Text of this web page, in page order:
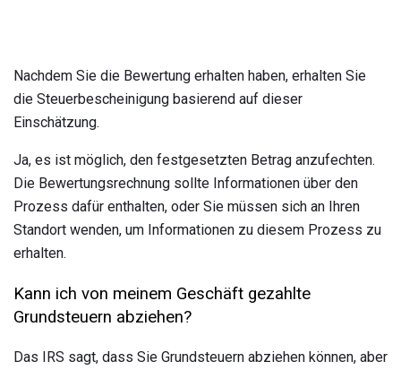
Nachdem Sie die Bewertung erhalten haben, erhalten Sie
die Steuerbescheinigung basierend auf dieser
Einschätzung.
Ja, es ist möglich, den festgesetzten Betrag anzufechten.
Die Bewertungsrechnung sollte Informationen über den
Prozess dafür enthalten, oder Sie müssen sich an Ihren
Standort wenden, um Informationen zu diesem Prozess zu
erhalten.
Kann ich von meinem Geschäft gezahlte
Grundsteuern abziehen?
Das IRS sagt, dass Sie Grundsteuern abziehen können, aber